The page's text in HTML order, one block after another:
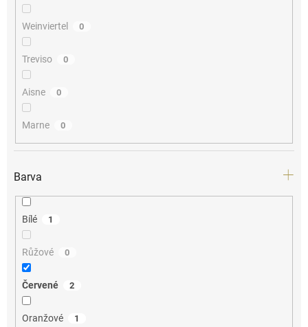
Weinviertel 0
Treviso 0
Aisne 0
Marne 0
Barva
Bílé 1
Růžové 0
Červené 2
Oranžové 1